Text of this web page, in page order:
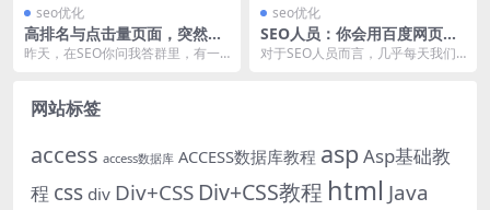
seo优化
高排名与点击量页面，突然丢
失索引，什么原因？
昨天，在SEO你问我答群里，有一
seo优化
SEO人员：你会用百度网页搜
索吗？
对于SEO人员而言，几乎每天我们
网站标签
access access数据库 ACCESS数据库教程 asp Asp基础教
程 css div Div+CSS Div+CSS教程 html Java